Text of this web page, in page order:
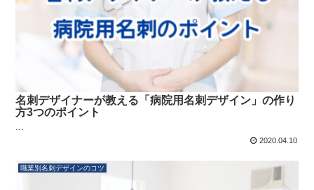
名刺デザイナーが教える「病院用名刺デザイン」の作り
方3つのポイント
...
2020.04.10
職業別名刺デザインのコツ